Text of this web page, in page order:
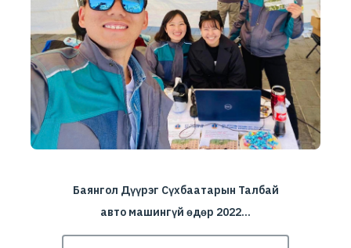
Баянгол Дүүрэг Сүхбаатарын Талбай
авто машингүй өдөр 2022...